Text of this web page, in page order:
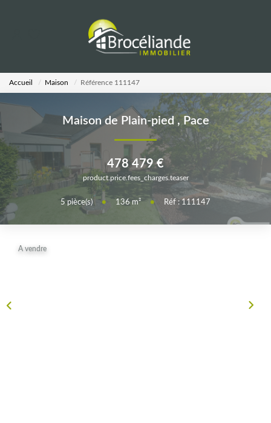
LOCATIONS
ESTIMATION
AGENCE
Notre Équipe
Accueil Maison Référence 111147
Maison de Plain-pied, Pace
478 479 €
product.price.fees_charges.teaser
5 pièce(s) • 136m² • Réf : 111147
A vendre